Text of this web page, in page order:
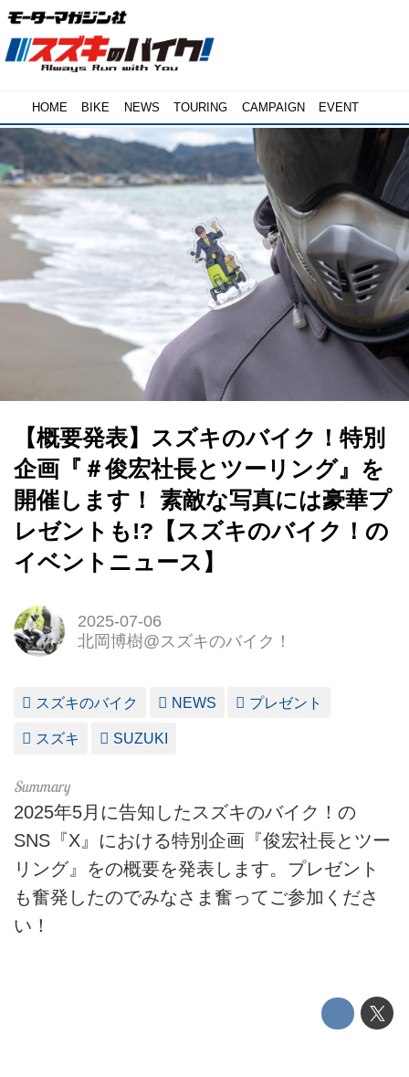
HOME BIKE NEWS TOURING CAMPAIGN EVENT
【概要発表】スズキのバイク！特別
企画『＃俊宏社長とツーリング』を
開催します！ 素敵な写真には豪華プ
レゼントも!?【スズキのバイク！の
イベントニュース】
2025-07-06
北岡博樹@スズキのバイク！
スズキのバイク NEWS プレゼント
スズキ SUZUKI
2025年5月に告知したスズキのバイク！の
SNS『X』における特別企画『俊宏社長とツー
リング』をの概要を発表します。プレゼント
も奮発したのでみなさま奮ってご参加くださ
い！